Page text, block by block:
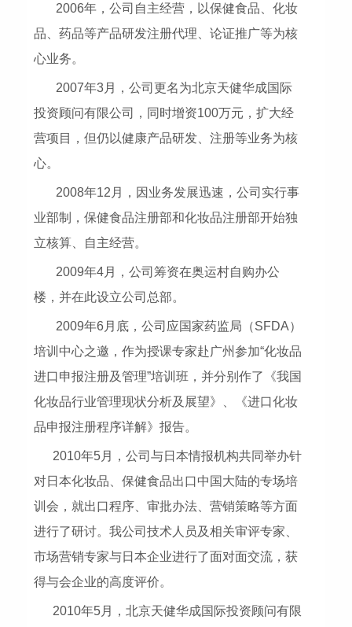
2006年，公司自主经营，以保健食品、化妆
品、药品等产品研发注册代理、论证推广等为核
心业务。
2007年3月，公司更名为北京天健华成国际
投资顾问有限公司，同时增资100万元，扩大经
营项目，但仍以健康产品研发、注册等业务为核
心。
2008年12月，因业务发展迅速，公司实行事
业部制，保健食品注册部和化妆品注册部开始独
立核算、自主经营。
2009年4月，公司筹资在奥运村自购办公
楼，并在此设立公司总部。
2009年6月底，公司应国家药监局（SFDA）
培训中心之邀，作为授课专家赴广州参加“化妆品
进口申报注册及管理”培训班，并分别作了《我国
化妆品行业管理现状分析及展望》、《进口化妆
品申报注册程序详解》报告。
2010年5月，公司与日本情报机构共同举办针
对日本化妆品、保健食品出口中国大陆的专场培
训会，就出口程序、审批办法、营销策略等方面
进行了研讨。我公司技术人员及相关审评专家、
市场营销专家与日本企业进行了面对面交流，获
得与会企业的高度评价。
2010年5月，北京天健华成国际投资顾问有限